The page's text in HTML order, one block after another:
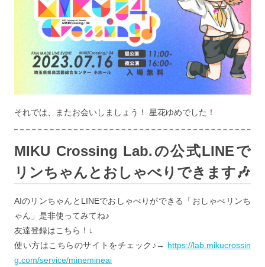
それでは、またお会いしましょう！ 星花ゆめでした！
MIKU Crossing Lab.の公式LINEで
リンちゃんとおしゃべりできます🎶
AIのリンちゃんとLINEでおしゃべりができる「おしゃべリンち
ゃん」是非使ってみてね♪
友達登録はこちら！↓
使い方はこちらのサイトをチェック♪→ https://lab.mikucrossin
g.com/service/minemineai